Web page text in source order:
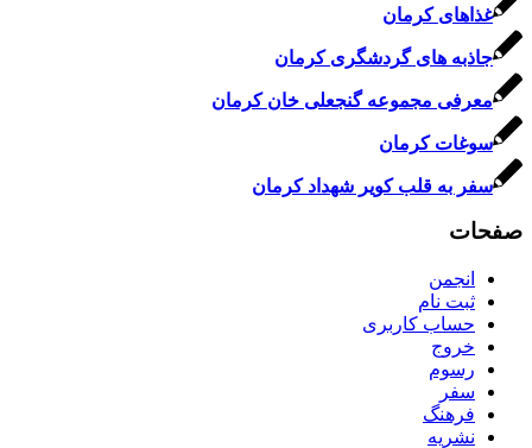
غذاهای کرمان
جاذبه های گردشگری کرمان
معرفی مجموعه گنجعلی خان کرمان
سوغات کرمان
سفر به قلب کویر شهداد کرمان
صفحات
انجمن
ثبت نام
حساب کاربری
خروج
رسوم
سفر
فرهنگ
نشریه